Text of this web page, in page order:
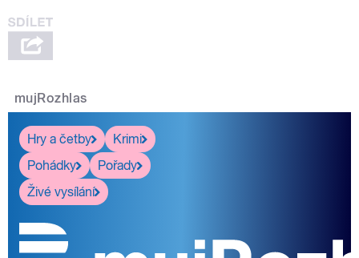
mujRozhlas
Hry a četby
Krimi
Pohádky
Pořady
Živé vysílání